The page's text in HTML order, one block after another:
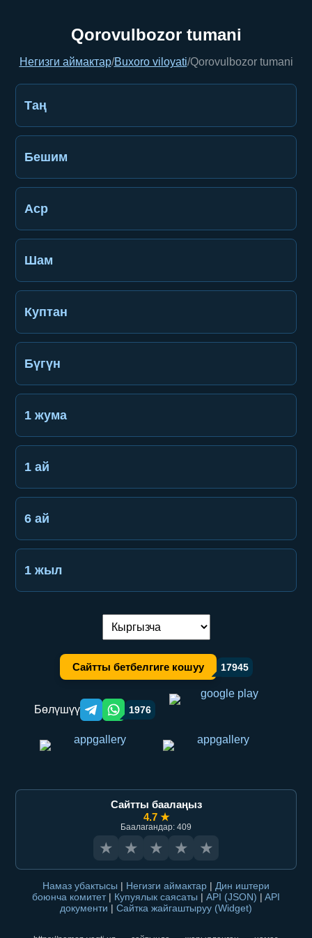
Qorovulbozor tumani
Негизги аймактар/Buxoro viloyati/Qorovulbozor tumani
Таң
Бешим
Аср
Шам
Куптан
Бүгүн
1 жума
1 ай
6 ай
1 жыл
Тилди алмаштыруу:
Сайтты бетбелгиге кошуу 17945
Бөлүшүү Telegram orqali ulashish
WhatsApp orqali ulashish
1976
Сайтты баалаңыз
4.7 ★
Баалагандар: 409
★ ★ ★ ★ ★
Намаз убактысы | Негизги аймактар | Дин иштери
боюнча комитет | Купуялык саясаты | API (JSON) | API
документи | Сайтка жайгаштыруу (Widget)